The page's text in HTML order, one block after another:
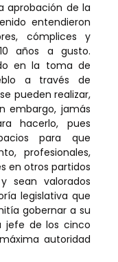
aprobación de la
entendieron
cómplices y
años a gusto.
en la toma de
a través de
pueden realizar,
embargo, jamás
hacerlo, pues
para que
profesionales,
en otros partidos
sean valorados
legislativa que
gobernar a su
jefe de los cinco
autoridad